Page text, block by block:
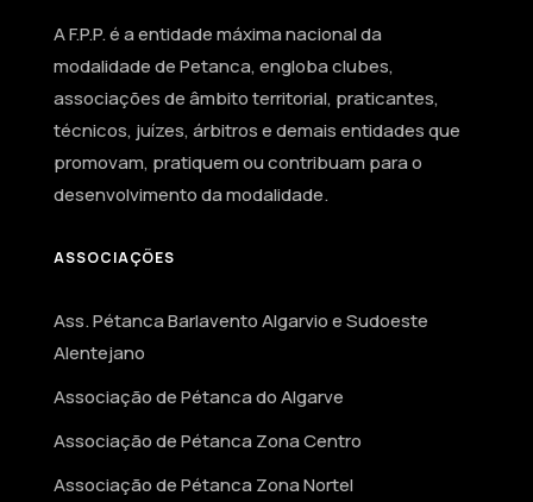
A F.P.P. é a entidade máxima nacional da
modalidade de Petanca, engloba clubes,
associações de âmbito territorial, praticantes,
técnicos, juízes, árbitros e demais entidades que
promovam, pratiquem ou contribuam para o
desenvolvimento da modalidade.
ASSOCIAÇÕES
Ass. Pétanca Barlavento Algarvio e Sudoeste
Alentejano
Associação de Pétanca do Algarve
Associação de Pétanca Zona Centro
Associação de Pétanca Zona Nortel